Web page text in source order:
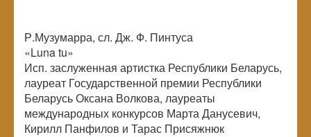
Р.Музумарра, сл. Дж. Ф. Пинтуса
«Luna tu»
Исп. заслуженная артистка Республики Беларусь,
лауреат Государственной премии Республики
Беларусь Оксана Волкова, лауреаты
международных конкурсов Марта Данусевич,
Кирилл Панфилов и Тарас Присяжнюк